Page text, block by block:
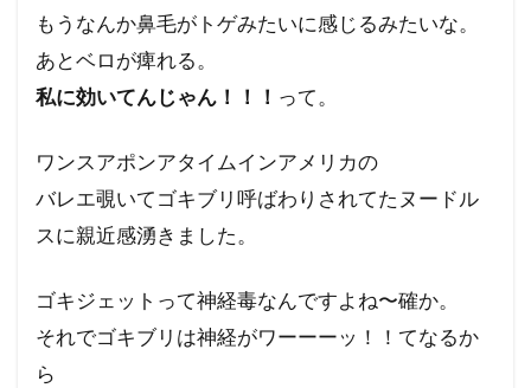
もうなんか鼻毛がトゲみたいに感じるみたいな。
あとベロが痺れる。
私に効いてんじゃん！！！ って。
ワンスアポンアタイムインアメリカの
バレエ覗いてゴキブリ呼ばわりされてたヌードル
スに親近感湧きました。
ゴキジェットって神経毒なんですよね〜確か。
それでゴキブリは神経がワーーーッ！！てなるか
ら